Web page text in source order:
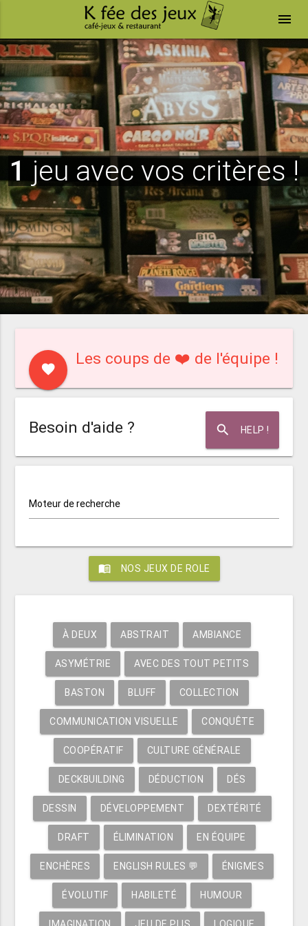
menu
1 jeu avec vos critères !
favorite
Les coups de ❤️ de l'équipe !
search HELP !
Besoin d'aide ?
Moteur de recherche
menu_book NOS JEUX DE ROLE
À DEUX ABSTRAIT AMBIANCE
ASYMÉTRIE AVEC DES TOUT PETITS
BASTON BLUFF COLLECTION
COMMUNICATION VISUELLE CONQUÊTE
COOPÉRATIF CULTURE GÉNÉRALE
DECKBUILDING DÉDUCTION DÉS
DESSIN DÉVELOPPEMENT DEXTÉRITÉ
DRAFT ÉLIMINATION EN ÉQUIPE
ENCHÈRES ENGLISH RULES 💬 ÉNIGMES
ÉVOLUTIF HABILETÉ HUMOUR